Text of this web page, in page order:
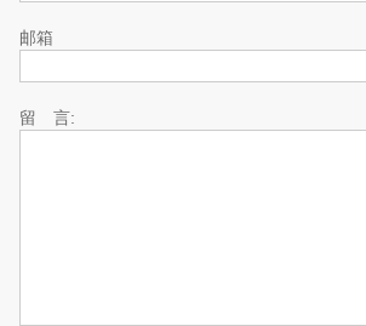
邮箱
留 言: